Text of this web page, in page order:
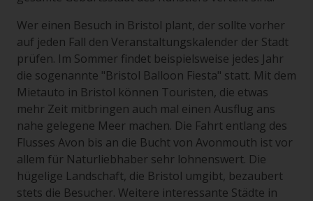
Wer einen Besuch in Bristol plant, der sollte vorher
auf jeden Fall den Veranstaltungskalender der Stadt
prüfen. Im Sommer findet beispielsweise jedes Jahr
die sogenannte "Bristol Balloon Fiesta" statt. Mit dem
Mietauto in Bristol können Touristen, die etwas
mehr Zeit mitbringen auch mal einen Ausflug ans
nahe gelegene Meer machen. Die Fahrt entlang des
Flusses Avon bis an die Bucht von Avonmouth ist vor
allem für Naturliebhaber sehr lohnenswert. Die
hügelige Landschaft, die Bristol umgibt, bezaubert
stets die Besucher. Weitere interessante Städte in